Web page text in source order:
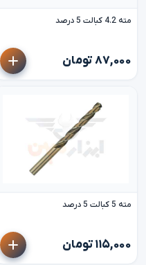
مته 4.2 کبالت 5 درصد
۸۷,۰۰۰ تومان
مته 5 کبالت 5 درصد
۱۱۵,۰۰۰ تومان